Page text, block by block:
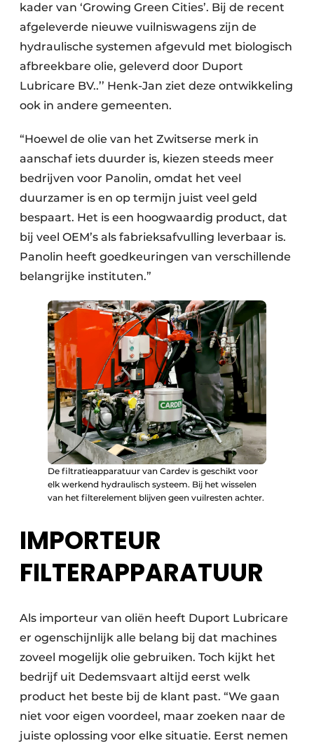
kader van ‘Growing Green Cities’. Bij de recent
afgeleverde nieuwe vuilniswagens zijn de
hydraulische systemen afgevuld met biologisch
afbreekbare olie, geleverd door Duport
Lubricare BV..’’ Henk-Jan ziet deze ontwikkeling
ook in andere gemeenten.
“Hoewel de olie van het Zwitserse merk in
aanschaf iets duurder is, kiezen steeds meer
bedrijven voor Panolin, omdat het veel
duurzamer is en op termijn juist veel geld
bespaart. Het is een hoogwaardig product, dat
bij veel OEM’s als fabrieksafvulling leverbaar is.
Panolin heeft goedkeuringen van verschillende
belangrijke instituten.”
De filtratieapparatuur van Cardev is geschikt voor
elk werkend hydraulisch systeem. Bij het wisselen
van het filterelement blijven geen vuilresten achter.
IMPORTEUR
FILTERAPPARATUUR
Als importeur van oliën heeft Duport Lubricare
er ogenschijnlijk alle belang bij dat machines
zoveel mogelijk olie gebruiken. Toch kijkt het
bedrijf uit Dedemsvaart altijd eerst welk
product het beste bij de klant past. “We gaan
niet voor eigen voordeel, maar zoeken naar de
juiste oplossing voor elke situatie. Eerst nemen